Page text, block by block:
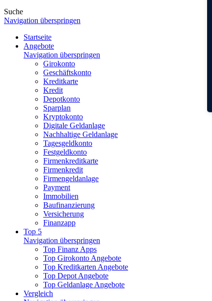
Suche
Navigation überspringen
Startseite
Angebote
Navigation überspringen
Girokonto
Geschäftskonto
Kreditkarte
Kredit
Depotkonto
Sparplan
Kryptokonto
Digitale Geldanlage
Nachhaltige Geldanlage
Tagesgeldkonto
Festgeldkonto
Firmenkreditkarte
Firmenkredit
Firmengeldanlage
Payment
Immobilien
Baufinanzierung
Versicherung
Finanzapp
Top 5
Navigation überspringen
Top Finanz Apps
Top Girokonto Angebote
Top Kreditkarten Angebote
Top Depot Angebote
Top Geldanlage Angebote
Vergleich